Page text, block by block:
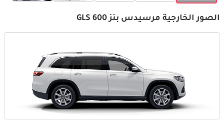
الصور الخارجية مرسيدس بنز GLS 600